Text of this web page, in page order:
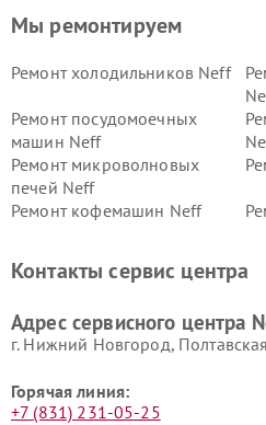
Мы ремонтируем
Ремонт холодильников Neff
Ремонт посудомоечных
машин Neff
Ремонт микроволновых
печей Neff
Ремонт кофемашин Neff
Контакты сервис центра
Адрес сервисного центра
г. Нижний Новгород,
Горячая линия:
+7 (831) 231-05-25